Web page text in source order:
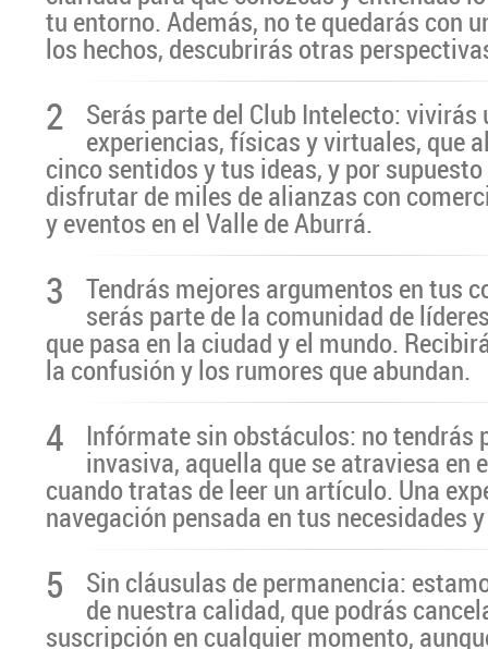
tu entorno. Además, no te quedarás con
los hechos, descubrirás otras
2 Serás parte del Club Intelecto: vivirás
experiencias, físicas y virtuales, que
cinco sentidos y tus ideas, y por
disfrutar de miles de alianzas con
y eventos en el Valle de Aburrá.
3 Tendrás mejores argumentos en tus
serás parte de la comunidad de
que pasa en la ciudad y el mundo.
la confusión y los rumores que abundan.
4 Infórmate sin obstáculos: no tendrás
invasiva, aquella que se atraviesa en
cuando tratas de leer un artículo. Una
navegación pensada en tus necesidades
5 Sin cláusulas de permanencia:
de nuestra calidad, que podrás
suscripción en cualquier momento,